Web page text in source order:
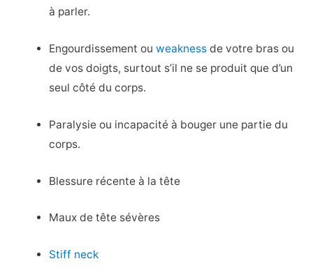
à parler.
Engourdissement ouweakness de votre bras ou
de vos doigts, surtout s’il ne se produit que d’un
seul côté du corps.
Paralysie ou incapacité à bouger une partie du
corps.
Blessure récente à la tête
Maux de tête sévères
Stiff neck